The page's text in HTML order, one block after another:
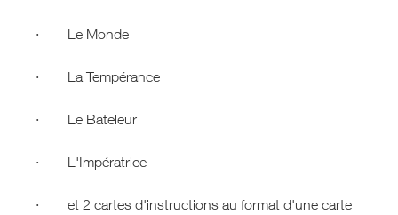
· Le Monde
· La Tempérance
· Le Bateleur
· L'Impératrice
· et 2 cartes d'instructions au format d'une carte